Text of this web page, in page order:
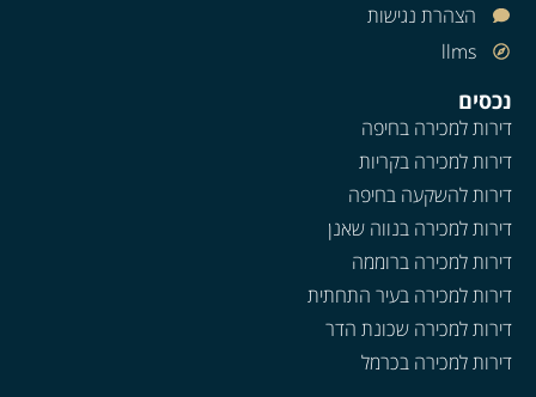
הצהרת נגישות
llms
נכסים
דירות למכירה בחיפה
דירות למכירה בקריות
דירות להשקעה בחיפה
דירות למכירה בנווה שאנן
דירות למכירה ברוממה
דירות למכירה בעיר התחתית
דירות למכירה שכונת הדר
דירות למכירה בכרמל